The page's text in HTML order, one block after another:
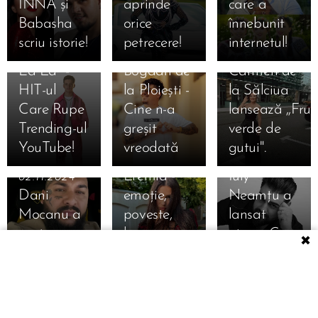
✖
INNA și
Babasha
scriu istorie!
aprinde
orice
petrecere!
care a
înnebunit
internetul!
Istorie Din
Nou! "Cu
Gândul Tot
La Ea" -
HIT-ul
Care Rupe
Trending-ul
YouTube!
09.11.2024
Bogdan de
la Ploiești -
Cine n-a
greșit
vreodată
Carmen de
la Sălciua
lansează
verde de
gutui".
02.11.2024
Dani
Mocanu a
rupt cu
02.11.2024
Alina
Eremia -
emoție,
poveste,
basm cu
02.11.2024
Iuly
Neamțu a
lansat
piesa ,,Cere
20.10.2024